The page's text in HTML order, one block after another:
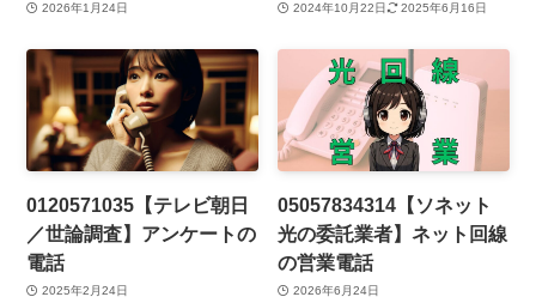
2026年1月24日 2024年10月22日 2025年6月16日
0120571035【テレビ朝日
／世論調査】アンケートの
電話
2025年2月24日
05057834314【ソネット
光の委託業者】ネット回線
の営業電話
2026年6月24日